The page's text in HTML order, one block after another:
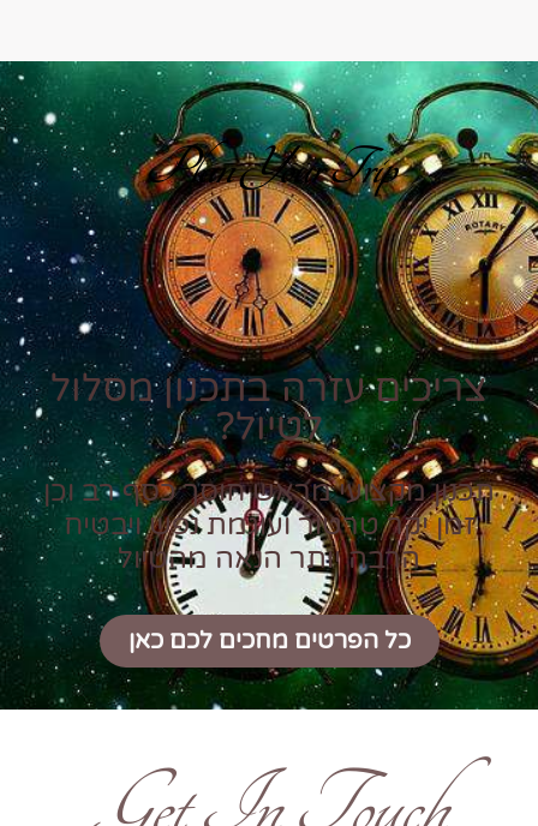
Plan Your Trip
צריכים עזרה בתכנון מסלול
לטיול?
תכנון מקצועי מראש חוסך כסף רב וכן
זמן יקר טרטור ועוגמת נפש ויבטיח
הרבה יותר הנאה מהטיול
כל הפרטים מחכים לכם כאן